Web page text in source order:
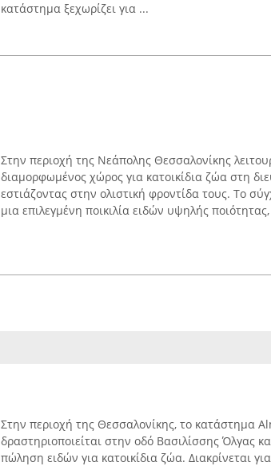
κατάστημα ξεχωρίζει για ...
Στην περιοχή της Νεάπολης Θεσσαλονίκης
διαμορφωμένος χώρος για κατοικίδια ζώα στη
εστιάζοντας στην ολιστική φροντίδα τους. Το
μια επιλεγμένη ποικιλία ειδών υψηλής
Στην περιοχή της Θεσσαλονίκης, το κατάστημα
δραστηριοποιείται στην οδό Βασιλίσσης Όλγας
πώληση ειδών για κατοικίδια ζώα. Διακρίνεται